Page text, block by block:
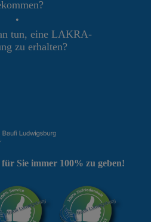
•
tun, eine LAKRA-
zu erhalten?
Sie immer 100% zu geben!